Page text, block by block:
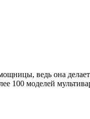
ведь она
100 моделей